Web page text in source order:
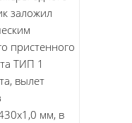
заложил
пристенного
ТИП 1
вылет
мм, в